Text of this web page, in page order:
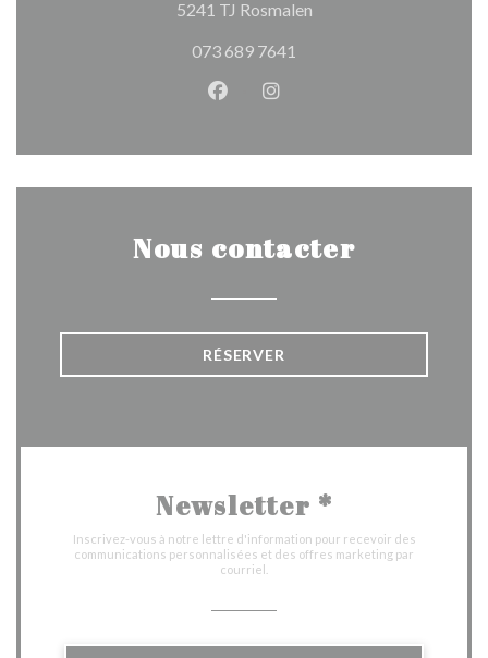
5241 TJ Rosmalen((ouvre une nouvelle
073 689 7641
Facebook ((ouvre une
Instagram ((ouvre une
Nous contacter
RÉSERVER
Newsletter *
Inscrivez-vous à notre lettre d'information pour recevoir des
communications personnalisées et des offres marketing par
courriel.